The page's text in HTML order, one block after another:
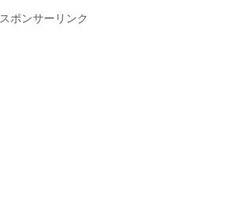
スポンサーリンク